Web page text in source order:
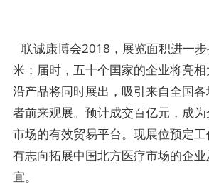
联诚康博会2018，展览面积进一
米；届时，五十个国家的企业将亮
沿产品将同时展出，吸引来自全国
者前来观展。预计成交百亿元，成
市场的有效贸易平台。现展位预定
有志向拓展中国北方医疗市场的企
宜。